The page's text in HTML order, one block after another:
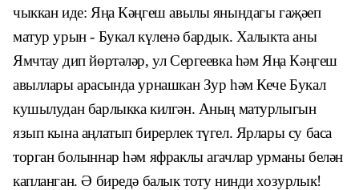
чыккан иде: Яңа Кәңгеш авылы янындагы гаҗәеп
матур урын - Букал күленә бардык. Халыкта аны
Ямчтау дип йөртәләр, ул Сергеевка һәм Яңа Кәңгеш
авыллары арасында урнашкан Зур һәм Кече Букал
кушылудан барлыкка килгән. Аның матурлыгын
язып кына аңлатып бирерлек түгел. Ярлары су баса
торган болыннар һәм яфраклыагачлар урманы белән
капланган. Ә биредә балыктоту нинди хозурлык!